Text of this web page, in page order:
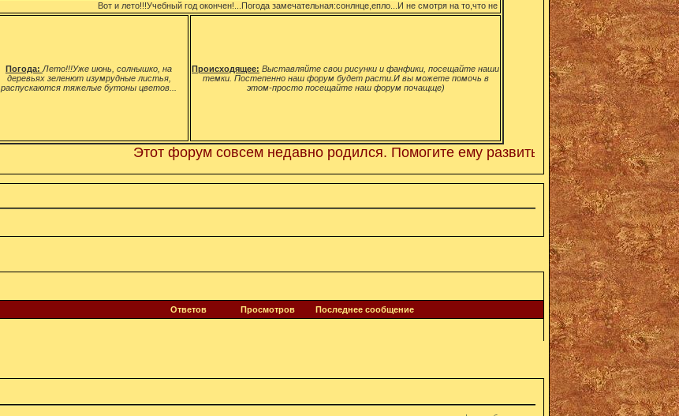
Вот и лето!!!Учебный год окончен!...Погода замечательная:сонлнце,епло...И не смотря на то,что не всё идеально,мы,оптимистически
Погода: Лето!!!Уже июнь, солнышко, на
деревьях зеленют изумрудные листья,
распускаются тяжелые бутоны цветов...
Происходящее: Выставляйте свои рисунки и фанфики, посещайте наши
темки. Постепенно наш форум будет расти.И вы можете помочь в
этом-просто посещайте наш форум почащще)
Этот форум совсем недавно родился. Помогите ему развиться! Просто
Ответов Просмотров Последнее сообщение